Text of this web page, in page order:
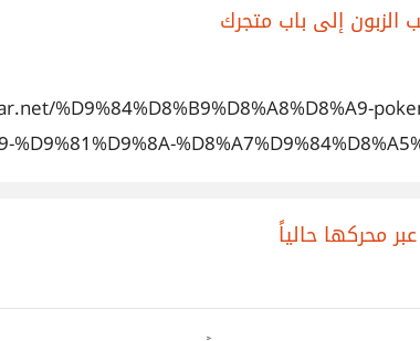
%D9%84%D8%B9%D8%A8%D8%A9-
%D9%81%D9%8A-